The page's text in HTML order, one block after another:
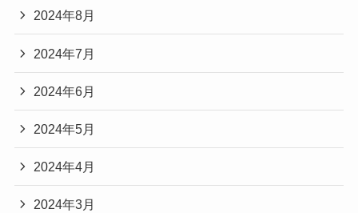
2024年8月
2024年7月
2024年6月
2024年5月
2024年4月
2024年3月